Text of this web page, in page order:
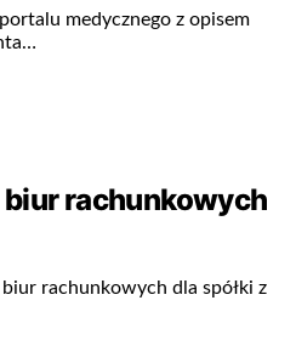
medycznego z opisem
rachunkowych
rachunkowych dla spółki z